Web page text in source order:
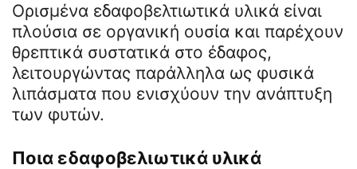
Ορισμένα εδαφοβελτιωτικά υλικά είναι
πλούσια σε οργανική ουσία και παρέχουν
θρεπτικά συστατικά στο έδαφος,
λειτουργώντας παράλληλα ως φυσικά
λιπάσματα που ενισχύουν την ανάπτυξη
των φυτών.
Ποια εδαφοβελιωτικά υλικά